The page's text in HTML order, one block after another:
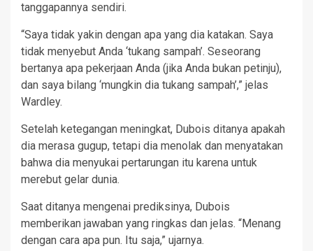
tanggapannya sendiri.
“Saya tidak yakin dengan apa yang dia katakan. Saya
tidak menyebut Anda ‘tukang sampah’. Seseorang
bertanya apa pekerjaan Anda (jika Anda bukan petinju),
dan saya bilang ‘mungkin dia tukang sampah’,” jelas
Wardley.
Setelah ketegangan meningkat, Dubois ditanya apakah
dia merasa gugup, tetapi dia menolak dan menyatakan
bahwa dia menyukai pertarungan itu karena untuk
merebut gelar dunia.
Saat ditanya mengenai prediksinya, Dubois
memberikan jawaban yang ringkas dan jelas. “Menang
dengan cara apa pun. Itu saja,” ujarnya.